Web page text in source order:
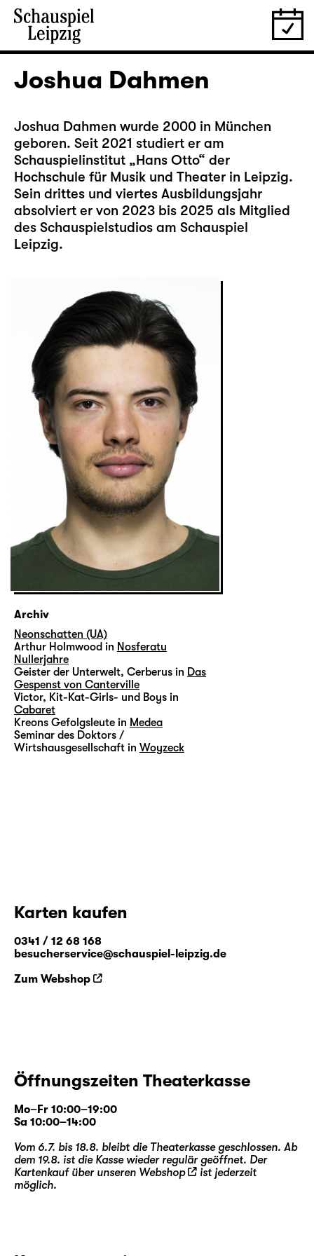
Joshua Dahmen
Joshua Dahmen wurde 2000 in München
geboren. Seit 2021 studiert er am
Schauspielinstitut „Hans Otto“ der
Hochschule für Musik und Theater in Leipzig.
Sein drittes und viertes Ausbildungsjahr
absolviert er von 2023 bis 2025 als Mitglied
des Schauspielstudios am Schauspiel
Leipzig.
Archiv
Neonschatten (UA)
Arthur Holmwood in Nosferatu
Nullerjahre
Geister der Unterwelt, Cerberus in Das
Gespenst von Canterville
Victor, Kit-Kat-Girls- und Boys in
Cabaret
Kreons Gefolgsleute in Medea
Seminar des Doktors /
Wirtshausgesellschaft in Woyzeck
Karten kaufen
0341 / 12 68 168
besucherservice@schauspiel-leipzig.de
Zum Webshop
Öffnungszeiten Theaterkasse
Mo–Fr 10:00–19:00
Sa 10:00–14:00
Vom 6.7. bis 18.8. bleibt die Theaterkasse geschlossen. Ab
dem 19.8. ist die Kasse wieder regulär geöffnet. Der
Kartenkauf über unseren Webshop
ist jederzeit
möglich.